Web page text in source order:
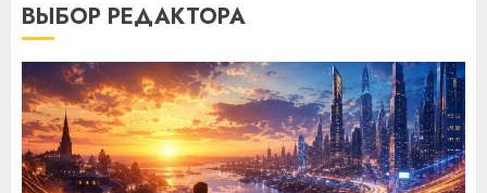
ВЫБОР РЕДАКТОРА